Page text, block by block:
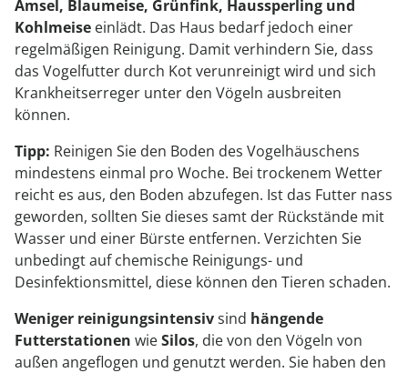
Amsel, Blaumeise, Grünfink, Haussperling und
Kohlmeise einlädt. Das Haus bedarf jedoch einer
regelmäßigen Reinigung. Damit verhindern Sie, dass
das Vogelfutter durch Kot verunreinigt wird und sich
Krankheitserreger unter den Vögeln ausbreiten
können.
Tipp: Reinigen Sie den Boden des Vogelhäuschens
mindestens einmal pro Woche. Bei trockenem Wetter
reicht es aus, den Boden abzufegen. Ist das Futter nass
geworden, sollten Sie dieses samt der Rückstände mit
Wasser und einer Bürste entfernen. Verzichten Sie
unbedingt auf chemische Reinigungs- und
Desinfektionsmittel, diese können den Tieren schaden.
Weniger reinigungsintensivsind hängende
Futterstationen wieSilos, die von den Vögeln von
außen angeflogen und genutzt werden. Sie haben den